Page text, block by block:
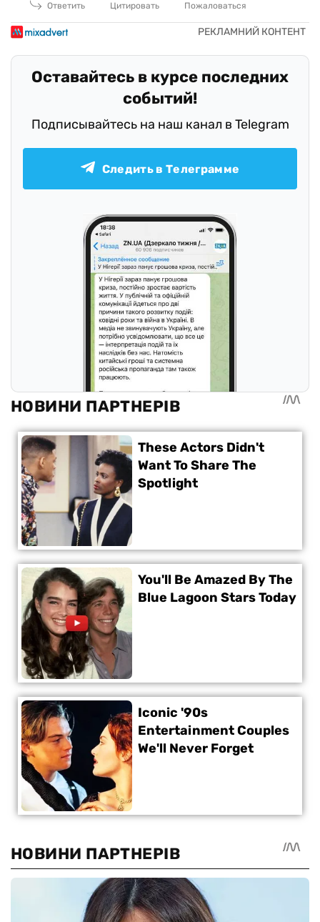
Ответить
Цитировать Пожаловаться
Оставайтесь в курсе последних
событий!
Подписывайтесь на наш канал в Telegram
Следить в Телеграмме